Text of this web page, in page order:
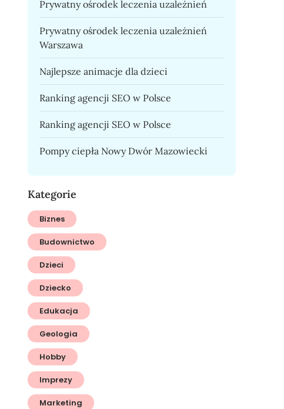
Prywatny ośrodek leczenia uzależnień
Prywatny ośrodek leczenia uzależnień
Warszawa
Najlepsze animacje dla dzieci
Ranking agencji SEO w Polsce
Ranking agencji SEO w Polsce
Pompy ciepła Nowy Dwór Mazowiecki
Kategorie
Biznes
Budownictwo
Dzieci
Dziecko
Edukacja
Geologia
Hobby
Imprezy
Marketing